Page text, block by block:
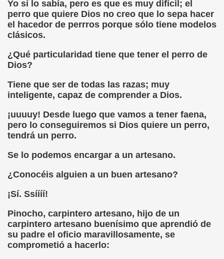
Yo sí lo sabía, pero es que es muy difícil; el
perro que quiere Dios no creo que lo sepa hacer
el hacedor de perrros porque sólo tiene modelos
clásicos.
¿Qué particularidad tiene que tener el perro de
Dios?
Tiene que ser de todas las razas; muy
inteligente, capaz de comprender a Dios.
¡uuuuy! Desde luego que vamos a tener faena,
pero lo conseguiremos si Dios quiere un perro,
tendrá un perro.
Se lo podemos encargar a un artesano.
¿Conocéis alguien a un buen artesano?
¡Sí. Ssíííí!
Pinocho, carpintero artesano, hijo de un
carpintero artesano buenísimo que aprendió de
su padre el oficio maravillosamente, se
comprometió a hacerlo:
Zurita, Ex Secretario Unión Mundial de Ciegos (Pedro
Ex Secretari Unió Mundial de Cecs, català (Pedro
Conferencia (David López)
de Obstáculos (Juurmaa, J.)
de Escritura Táctil para Lectores con Ceguera o
de Hombres Ilustres de París (César Puente)
150è Aniversari mort de Louis Braille (CPB de l'ONCE a
Maestro (F. Javier Bernal García)
Vicente (F. Javier Bernal)
Paz)
Figueroa)